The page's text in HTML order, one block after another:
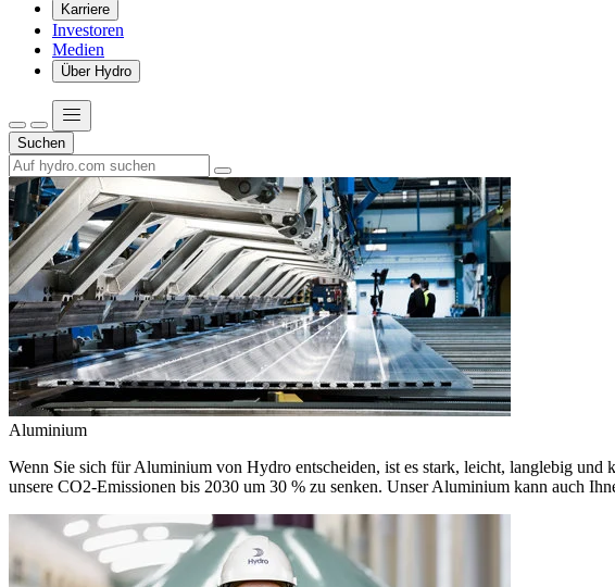
Karriere
Investoren
Medien
Über Hydro
Suchen
Aluminium
Wenn Sie sich für Aluminium von Hydro entscheiden, ist es stark, leicht, langlebig
unsere CO2-Emissionen bis 2030 um 30 % zu senken. Unser Aluminium kann auch